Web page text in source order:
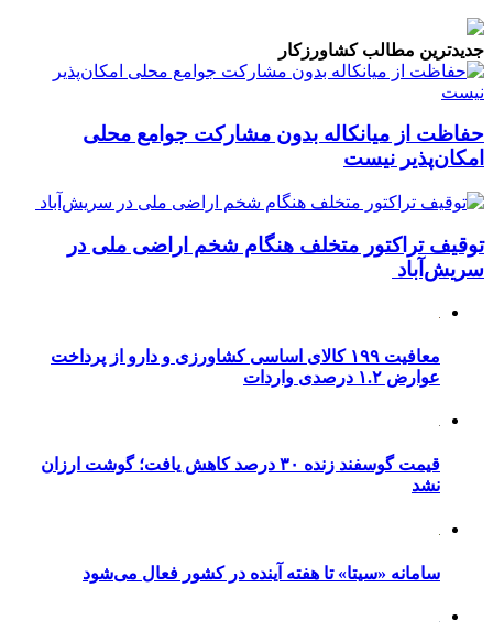
جدیدترین مطالب کشاورزکار
حفاظت از میانکاله بدون مشارکت جوامع محلی
امکان‌پذیر نیست
توقیف تراکتور متخلف هنگام شخم اراضی ملی در
سریش‌آباد
معافیت ۱۹۹ کالای اساسی کشاورزی و دارو از پرداخت
عوارض ۱.۲ درصدی واردات
قیمت گوسفند زنده ۳۰ درصد کاهش یافت؛ گوشت ارزان
نشد
سامانه «سیتا» تا هفته آینده در کشور فعال می‌شود